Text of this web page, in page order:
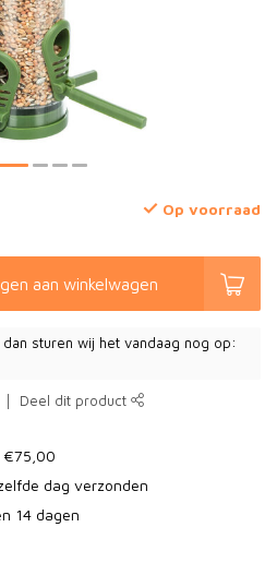
Op voorraad
aan winkelwagen
sturen wij het vandaag nog op:
Deel dit product
€75,00
dag verzonden
14 dagen